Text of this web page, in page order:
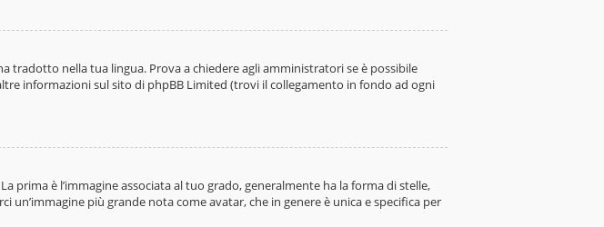
nella tua lingua. Prova a chiedere agli amministratori se è possibile
informazioni sul sito di phpBB Limited (trovi il collegamento in fondo ad ogni
prima è l’immagine associata al tuo grado, generalmente ha la forma di stelle,
più grande nota come avatar, che in genere è unica e specifica per